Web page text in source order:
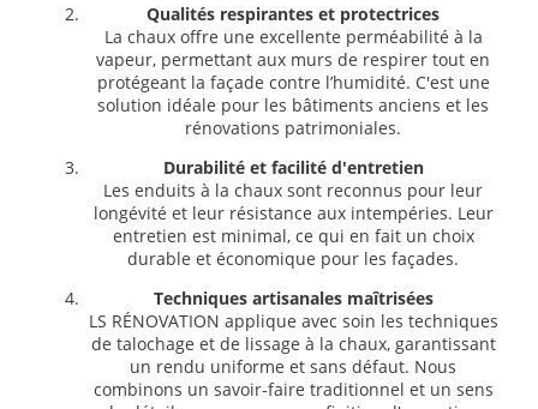
Qualités respirantes et protectrices
La chaux offre une excellente perméabilité à la
vapeur, permettant aux murs de respirer tout en
protégeant la façade contre l’humidité. C'est une
solution idéale pour les bâtiments anciens et les
rénovations patrimoniales.
Durabilité et facilité d'entretien
Les enduits à la chaux sont reconnus pour leur
longévité et leur résistance aux intempéries. Leur
entretien est minimal, ce qui en fait un choix
durable et économique pour les façades.
Techniques artisanales maîtrisées
LS RÉNOVATION applique avec soin les techniques
de talochage et de lissage à la chaux, garantissant
un rendu uniforme et sans défaut. Nous
combinons un savoir-faire traditionnel et un sens